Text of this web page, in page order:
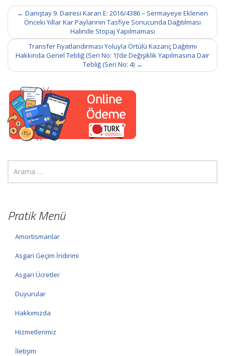
Post
navigation
← Danıştay 9. Dairesi Kararı E: 2016/4386 – Sermayeye Eklenen
Önceki Yıllar Kar Paylarının Tasfiye Sonucunda Dağıtılması
Halinde Stopaj Yapılmaması
Transfer Fiyatlandırması Yoluyla Örtülü Kazanç Dağıtımı
Hakkında Genel Tebliğ (Seri No: 1)’de Değişiklik Yapılmasına Dair
Tebliğ (Seri No: 4) →
Pratik Menü
Amortismanlar
Asgari Geçim İndirimi
Asgari Ücretler
Duyurular
Hakkımızda
Hizmetlerimiz
İletişim